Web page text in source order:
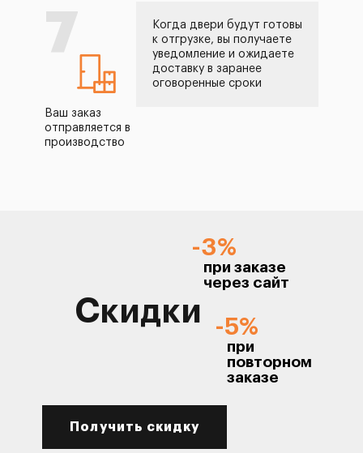
7
Ваш заказ
отправляется в
производство
Когда двери будут готовы
к отгрузке, вы получаете
уведомление и ожидаете
доставку в заранее
оговоренные сроки
Скидки
-3%
при заказе
через сайт
-5%
при
повторном
заказе
Получить скидку